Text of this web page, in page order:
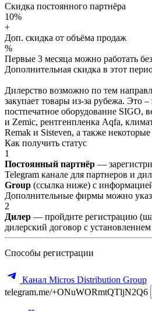
Скидка постоянного партнёра
10%
+
Доп. скидка от объёма продаж
%
Первые 3 месяца можно работать
Дополнительная скидка в этот
Дилерство возможно по тем
закупает товары из-за рубежа.
постпечатное оборудование SIGO,
и Zemic, рентгенпленка Aqfa,
Remak и Sisteven, а также
Как получить статус
1
Постоянный партнёр —
Telegram канале для партнеров и
Group (ссылка ниже) с
Дополнительные фирмы можно
2
Дилер — пройдите регистрацию
дилерский договор с
Способы регистрации
Канал Micros Distribution Group
telegram.me/+ONuWORmtQTljN2Q6